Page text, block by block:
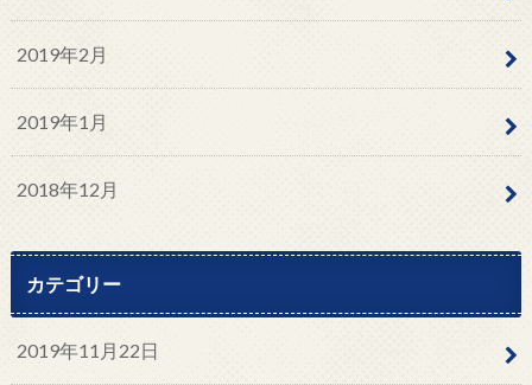
2019年2月
2019年1月
2018年12月
カテゴリー
2019年11月22日